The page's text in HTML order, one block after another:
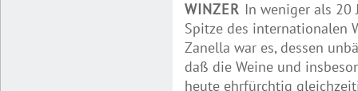
WINZER In weniger als 20
Spitze des internationalen
Zanella war es, dessen
daß die Weine und
heute ehrfürchtig